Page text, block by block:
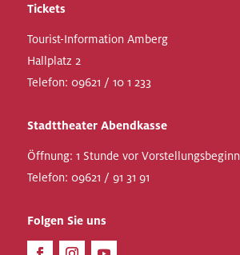
Tickets
Tourist-Information Amberg
Hallplatz 2
Telefon: 09621 / 10 1 233
Stadttheater Abendkasse
Öffnung: 1 Stunde vor Vorstellungsbeginn
Telefon: 09621 / 91 31 91
Folgen Sie uns